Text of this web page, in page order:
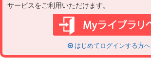
サービスをご利用いただけます。
はじめてログインする方へ